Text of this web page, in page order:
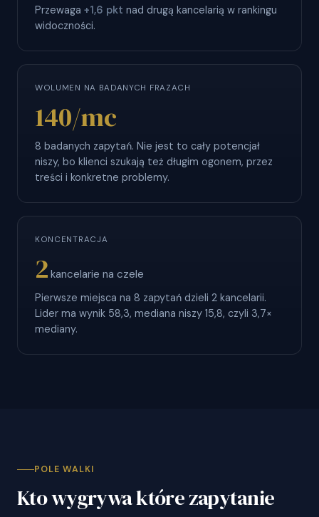
Przewaga +1,6 pkt nad drugą kancelarią w rankingu
widoczności.
WOLUMEN NA BADANYCH FRAZACH
140/mc
8 badanych zapytań. Nie jest to cały potencjał
niszy, bo klienci szukają też długim ogonem, przez
treści i konkretne problemy.
KONCENTRACJA
2 kancelarie na czele
Pierwsze miejsca na 8 zapytań dzieli 2 kancelarii.
Lider ma wynik 58,3, mediana niszy 15,8, czyli 3,7×
mediany.
POLE WALKI
Kto wygrywa które zapytanie